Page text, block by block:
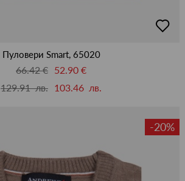
в
Пуловери Smart, 65020
66.42 € 52.90 €
129.91 лв. 103.46 лв.
-20%